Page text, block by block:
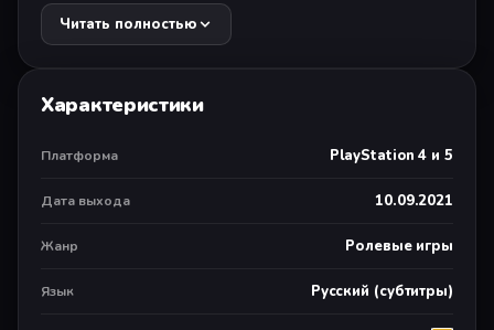
свою судьбу и создать новое будущее.
результативной системой боев и захватывающим
сражаться.
Автономная однопользовательская версия
Дополнительные покупки в игре
Читать полностью
Характеристики
Платформа PlayStation 4 и 5
Дата выхода 10.09.2021
Жанр Ролевые игры
Язык Русский (субтитры)